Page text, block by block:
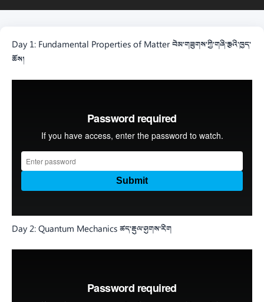
Day 1: Fundamental Properties of Matter བེམ་གཟུགས་ཀྱི་གཞི་རྩའི་ཁྱད་
ཆོས།
Day 2: Quantum Mechanics ཚད་རྡུལ་ཤུགས་རིག